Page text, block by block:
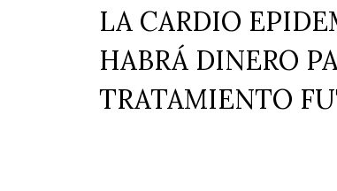
LA CARDIO
HABRÁ DINERO
TRATAMIENTO